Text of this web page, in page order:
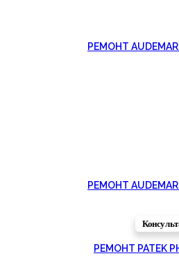
РЕМОНТ
РЕМОНТ
РЕМОНТ PATEK